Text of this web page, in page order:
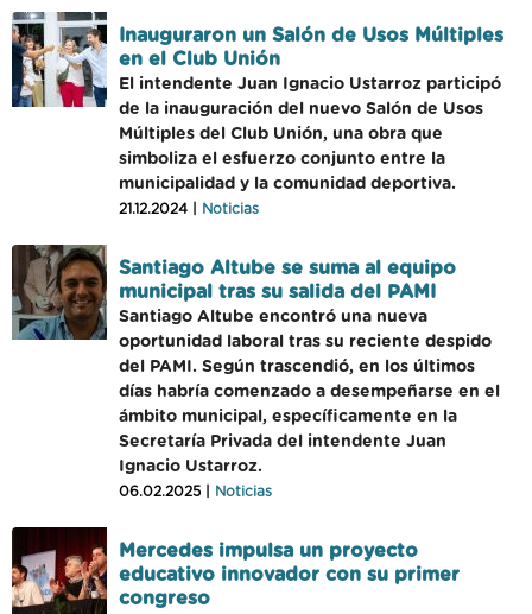
Inauguraron un Salón de Usos Múltiples
en el Club Unión
El intendente Juan Ignacio Ustarroz participó
de la inauguración del nuevo Salón de Usos
Múltiples del Club Unión, una obra que
simboliza el esfuerzo conjunto entre la
municipalidad y la comunidad deportiva.
21.12.2024 | Noticias
Santiago Altube se suma al equipo
municipal tras su salida del PAMI
Santiago Altube encontró una nueva
oportunidad laboral tras su reciente despido
del PAMI. Según trascendió, en los últimos
días habría comenzado a desempeñarse en el
ámbito municipal, específicamente en la
Secretaría Privada del intendente Juan
Ignacio Ustarroz.
06.02.2025 | Noticias
Mercedes impulsa un proyecto
educativo innovador con su primer
congreso